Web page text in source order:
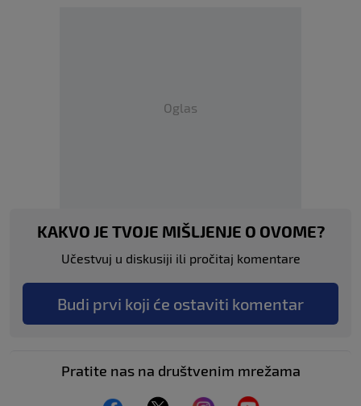
Oglas
KAKVO JE TVOJE MIŠLJENJE O OVOME?
Učestvuj u diskusiji ili pročitaj komentare
Budi prvi koji će ostaviti komentar
Pratite nas na društvenim mrežama